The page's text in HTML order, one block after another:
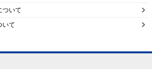
ついて
いて